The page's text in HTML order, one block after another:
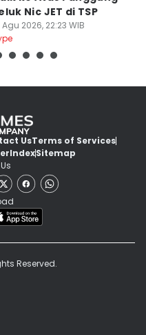
Nic JET di TSP
Agu 2026, 22:23 WIB
UsTerms of Services
IndexSitemap
Reserved.